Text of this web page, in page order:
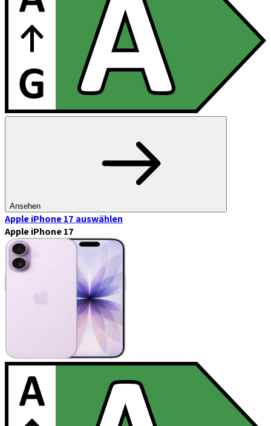
Ansehen
Apple iPhone 17 auswählen
Apple iPhone 17